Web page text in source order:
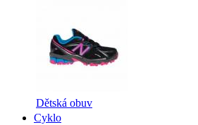
Dětská obuv
Cyklo